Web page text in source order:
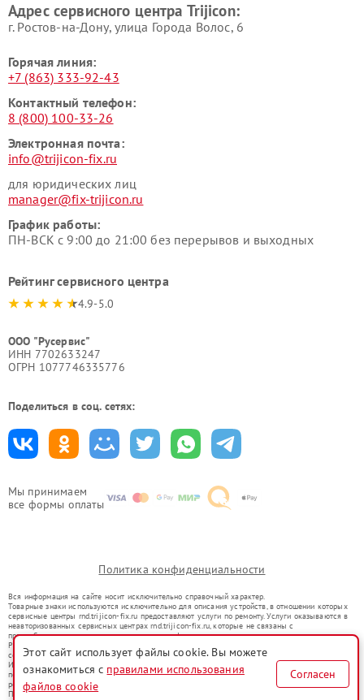
Мы принимаем
все формы оплаты
Адрес сервисного центра Trijicon:
г. Ростов-на-Дону, улица Города Волос, 6
Горячая линия:
+7 (863) 333-92-43
Контактный телефон:
8 (800) 100-33-26
Электронная почта:
info@trijicon-fix.ru
для юридических лиц
manager@fix-trijicon.ru
График работы:
ПН-ВСК с 9:00 до 21:00 без перерывов и выходных
Рейтинг сервисного центра
4.9-5.0
ООО "Русервис"
ИНН 7702633247
ОГРН 1077746335776
Поделиться в соц. сетях:
Политика конфиденциальности
Вся информация на сайте носит исключительно справочный характер.
Товарные знаки используются исключительно для описания устройств, в отношении которых
сервисные центры rnd.trijicon-fix.ru предоставляют услуги по ремонту. Услуги оказываются в
неавторизованных сервисных центрах rnd.trijicon-fix.ru, которые не связаны с
правообладателями товарных знаков или их официальными представителями.
Ремонт осуществляется для устройств, уже введенных в гражданский оборот в соответствии
со статьей 1487 ГК РФ.
Использование товарных знаков не преследует цели индивидуализации услуг или введения
потребителей в заблуждение, а служит для информирования о предоставляемых услугах по
ремонту техники указанных брендов.
Представленная на сайте информация не является публичной офертой, определяемой
Этот сайт использует файлы cookie. Вы можете
ознакомиться с правилами использования
файлов cookie
Согласен